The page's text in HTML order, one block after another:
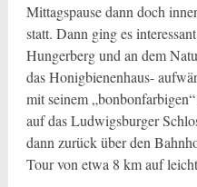
Mittagspause dann doch
statt. Dann ging es
Hungerberg und an dem
das Honigbienenhaus-
mit seinem
auf das Ludwigsburger
dann zurück über den
Tour von etwa 8 km auf